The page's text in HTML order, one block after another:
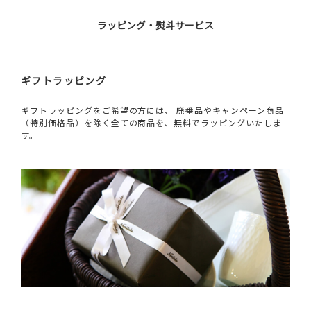
ラッピング・熨斗サービス
ギフトラッピング
ギフトラッピングをご希望の方には、 廃番品やキャンペーン商品
（特別価格品）を除く全ての商品を、無料でラッピングいたしま
す。